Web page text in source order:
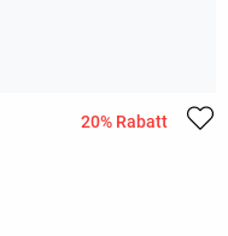
20% Rabatt